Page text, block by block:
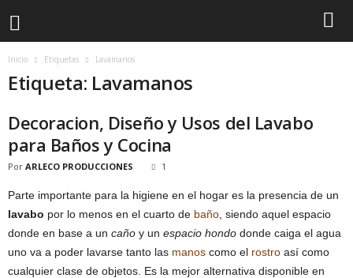
Inicio Etiquetas Lavamanos
Etiqueta: Lavamanos
Decoracion, Diseño y Usos del Lavabo
para Baños y Cocina
Por ARLECO PRODUCCIONES 1
Parte importante para la higiene en el hogar es la presencia de un
lavabo por lo menos en el cuarto de baño , siendo aquel espacio
donde en base a un caño y un espacio hondo donde caiga el agua
uno va a poder lavarse tanto las manos como el rostro así como
cualquier clase de objetos. Es la mejor alternativa disponible en